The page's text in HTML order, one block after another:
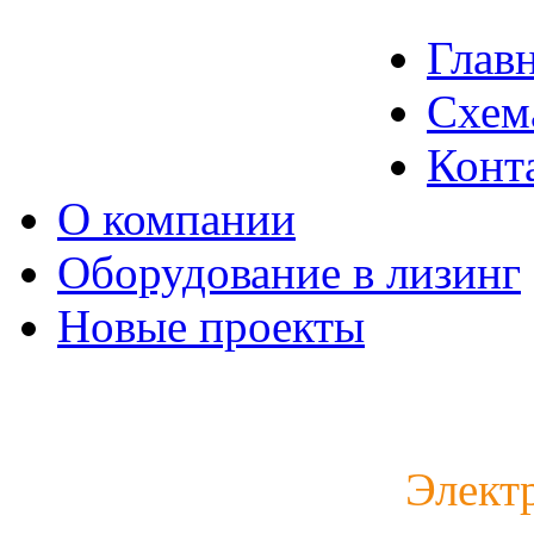
О компании
Оборудование в лизинг
Новые проекты